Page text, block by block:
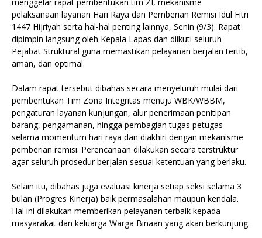
pelaksanaan layanan Hari Raya dan Pemberian Remisi Idul Fitri
1447 Hijriyah serta hal-hal penting lainnya, Senin (9/3). Rapat
dipimpin langsung oleh Kepala Lapas dan diikuti seluruh
Pejabat Struktural guna memastikan pelayanan berjalan tertib,
aman, dan optimal.
Dalam rapat tersebut dibahas secara menyeluruh mulai dari
pembentukan Tim Zona Integritas menuju WBK/WBBM,
pengaturan layanan kunjungan, alur penerimaan penitipan
barang, pengamanan, hingga pembagian tugas petugas
selama momentum hari raya dan diakhiri dengan mekanisme
pemberian remisi. Perencanaan dilakukan secara terstruktur
agar seluruh prosedur berjalan sesuai ketentuan yang berlaku.
Selain itu, dibahas juga evaluasi kinerja setiap seksi selama 3
bulan (Progres Kinerja) baik permasalahan maupun kendala.
Hal ini dilakukan memberikan pelayanan terbaik kepada
masyarakat dan keluarga Warga Binaan yang akan berkunjung.